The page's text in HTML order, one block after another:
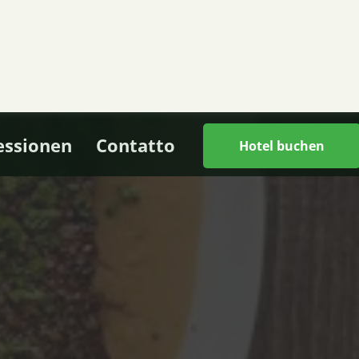
Contatto Hotel buchen